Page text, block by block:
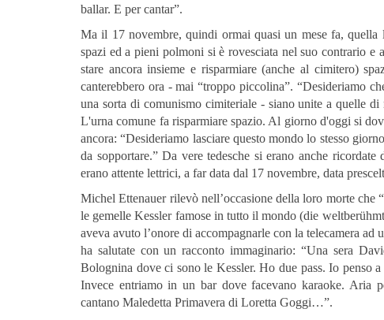
ballar. E per cantar”.
Ma il 17 novembre, quindi ormai quasi un mese fa,
spazi ed a pieni polmoni si è rovesciata nel suo contrario e
stare ancora insieme e risparmiare (anche al cimitero)
canterebbero ora - mai “troppo piccolina”. “Desideriamo
una sorta di comunismo cimiteriale - siano unite a quelle
L'urna comune fa risparmiare spazio. Al giorno d'oggi si
ancora: “Desideriamo lasciare questo mondo lo stesso
da sopportare.” Da vere tedesche si erano anche
erano attente lettrici, a far data dal 17 novembre, data
Michel Ettenauer rilevò nell’occasione della loro morte
le gemelle Kessler famose in tutto il mondo (die
aveva avuto l’onore di accompagnarle con la telecamera
ha salutate con un racconto immaginario: “Una sera
Bolognina dove ci sono le Kessler. Ho due pass. Io penso
Invece entriamo in un bar dove facevano karaoke. Aria
cantano Maledetta Primavera di Loretta Goggi…”.